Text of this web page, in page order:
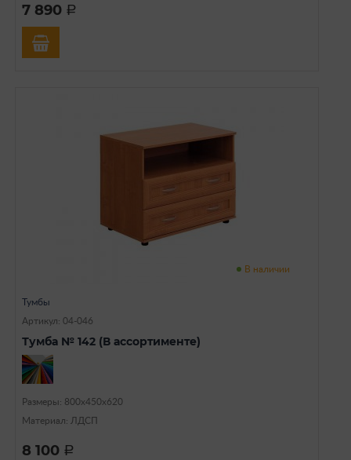
7 890 a
В наличии
Тумбы
Артикул: 04-046
Тумба № 142 (В ассортименте)
Размеры: 800х450х620
Материал: ЛДСП
8 100 a